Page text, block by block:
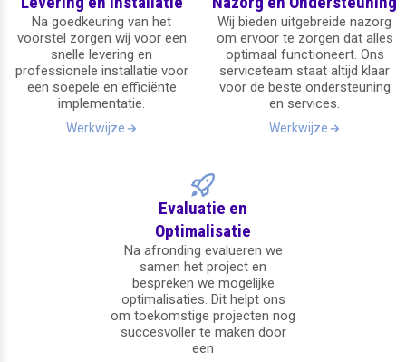
Na goedkeuring van het
voorstel zorgen wij voor een
snelle levering en
professionele installatie voor
een soepele en efficiënte
implementatie.
Werkwijze
Wij bieden uitgebreide nazorg
om ervoor te zorgen dat alles
optimaal functioneert. Ons
serviceteam staat altijd klaar
voor de beste ondersteuning
en services.
Werkwijze
Evaluatie en
Optimalisatie
Na afronding evalueren we
samen het project en
bespreken we mogelijke
optimalisaties. Dit helpt ons
om toekomstige projecten nog
succesvoller te maken door
een